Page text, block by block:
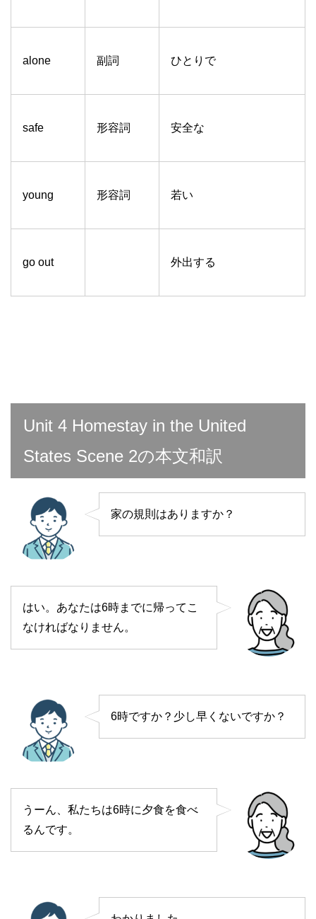
alone 副詞 ひとりで
safe 形容詞 安全な
young 形容詞 若い
go out 外出する
Unit 4 Homestay in the United
States Scene 2の本文和訳
家の規則はありますか？
はい。あなたは6時までに帰ってこ
なければなりません。
6時ですか？少し早くないですか？
うーん、私たちは6時に夕食を食べ
るんです。